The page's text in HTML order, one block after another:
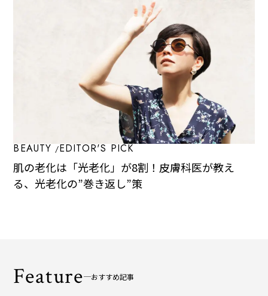
BEAUTY EDITOR'S PICK
肌の老化は「光老化」が8割！皮膚科医が教え
る、光老化の”巻き返し”策
Feature おすすめ記事